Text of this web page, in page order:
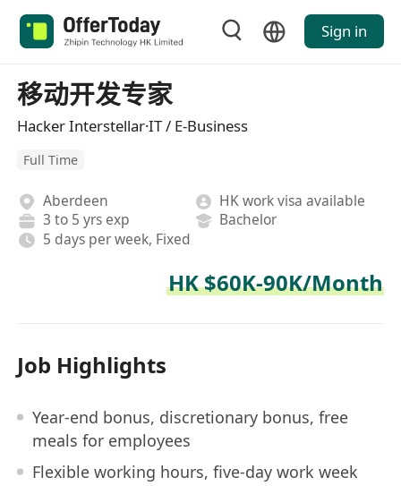
Sign in
移动开发专家
Hacker Interstellar·IT / E-Business
Full Time
Aberdeen
HK work visa available
3 to 5 yrs exp
Bachelor
5 days per week, Fixed
HK $60K-90K/Month
Job Highlights
Year-end bonus, discretionary bonus, free
meals for employees
Flexible working hours, five-day work week